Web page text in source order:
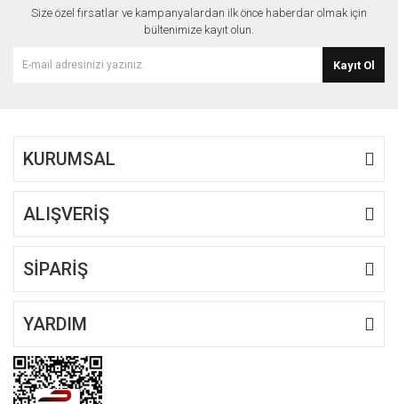
Ürün açıklamasında eksik bilgiler bulunuyor.
Ürün fiyatı diğer sitelerden daha pahalı.
Size özel fırsatlar ve kampanyalardan ilk önce haberdar olmak için
bültenimize kayıt olun.
Kayıt Ol
KURUMSAL
ALIŞVERİŞ
SİPARİŞ
YARDIM